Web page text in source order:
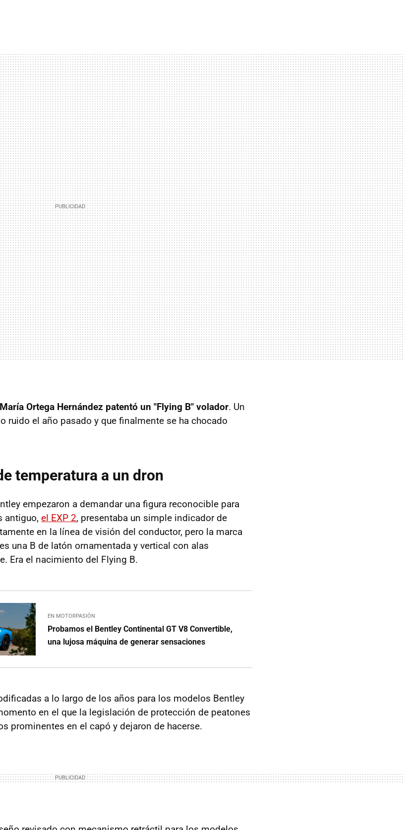
Ortega Hernández patentó un "Flying B" volador. Un
ruido el año pasado y que finalmente se ha chocado
temperatura a un dron
empezaron a demandar una figura reconocible para
antiguo, el EXP 2, presentaba un simple indicador de
en la línea de visión del conductor, pero la marca
una B de latón ornamentada y vertical con alas
Era el nacimiento del Flying B.
EN MOTORPASIÓN
Probamos el Bentley Continental GT V8 Convertible,
una lujosa máquina de generar sensaciones
a lo largo de los años para los modelos Bentley
en el que la legislación de protección de peatones
prominentes en el capó y dejaron de hacerse.